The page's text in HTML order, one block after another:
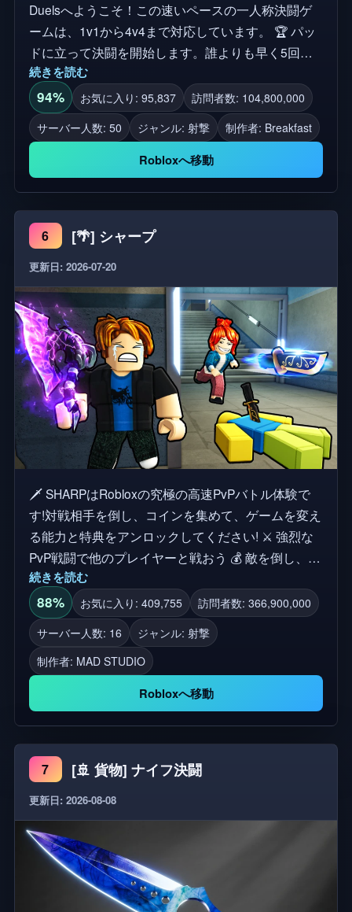
Duelsへようこそ！この速いペースの一人称決闘ゲ
ームは、1v1から4v4まで対応しています。 🏆 パッ
ドに立って決闘を開始します。誰よりも早く5回勝
利しましょう。 🔪 毎の決闘では2つの武器、ナイフ
とリボルバーを手に入れます。 🔥 両方の武器に
は、あなたをより強くするためのユニークな能力が
あります。 🎯 進行すると、新しいナイフとリボル
バーのスキンがアンロックされます。 💸 他のプレ
イヤーとスキンを交換します。 ⚠️ このゲームは現
為者は永久に禁止されます。禁止は上訴できませ
ん。
続きを読む
94% お気に入り: 95,837
訪問者数: 104,800,000
サーバー人数: 50
ジャンル: 射撃 制作者: Breakfast
Robloxへ移動
6 [🌴] シャープ
更新日: 2026-07-20
🗡️ SHARPはRobloxの究極の高速PvPバトル体験で
す!対戦相手を倒し、コインを集めて、ゲームを変え
る能力と特典をアンロックしてください! ⚔️ 強烈な
PvP戦闘で他のプレイヤーと戦おう 💰 敵を倒し、コ
インを獲得し、武器庫を拡大する 🔥 様々なユニー
クなパワーと特典をアンロック ⚡ パワーが完全に充
電されるとアクティブになります - 黄色いマーカー
に注意してください! 🏆 ランクを上げ、あなたが最
も鋭い戦闘機であることを証明してください! 🖥️ デス
クトップ、モバイル、タブレット、Xbox、および
PlayStation 5でプレイ!
続きを読む
88% お気に入り: 409,755
訪問者数: 366,900,000
サーバー人数: 16
ジャンル: 射撃
制作者: MAD STUDIO
Robloxへ移動
7 [🚢 貨物] ナイフ決闘
更新日: 2026-08-08